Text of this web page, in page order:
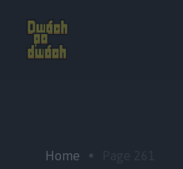
Home